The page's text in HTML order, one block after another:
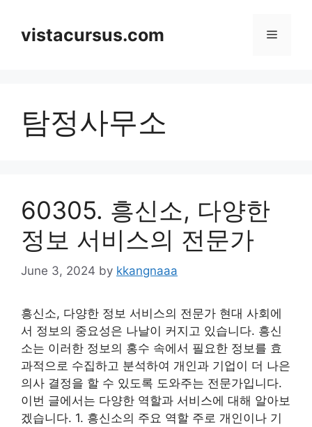
contentvistacursus.com Menu
탐정사무소
60305. 흥신소, 다양한
정보 서비스의 전문가
June 3, 2024 by kkangnaaa
흥신소, 다양한 정보 서비스의 전문가 현대 사회에
서 정보의 중요성은 나날이 커지고 있습니다. 흥신
소는 이러한 정보의 홍수 속에서 필요한 정보를 효
과적으로 수집하고 분석하여 개인과 기업이 더 나은
의사 결정을 할 수 있도록 도와주는 전문가입니다.
이번 글에서는 다양한 역할과 서비스에 대해 알아보
겠습니다. 1. 흥신소의 주요 역할 주로 개인이나 기